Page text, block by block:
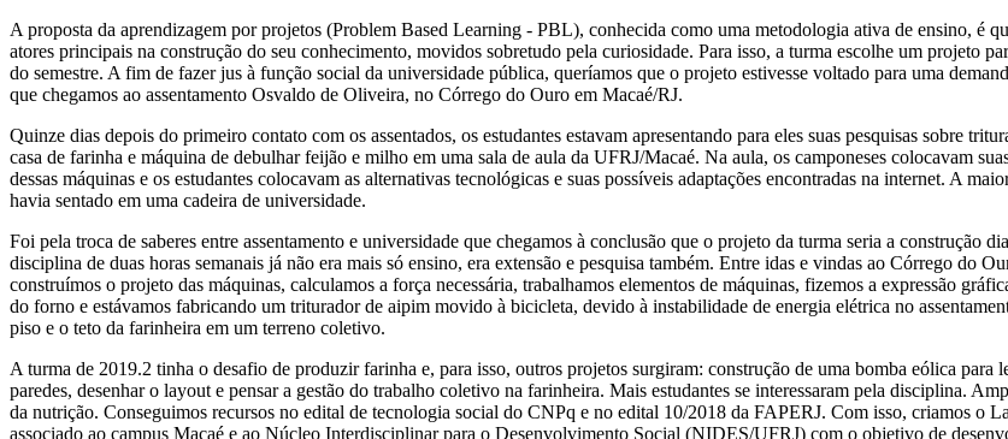
A proposta da aprendizagem por projetos (Problem Based Learning - PBL), conhecida como uma metodologia ativa de ensino, é
atores principais na construção do seu conhecimento, movidos sobretudo pela curiosidade. Para isso, a turma escolhe um projeto
do semestre. A fim de fazer jus à função social da universidade pública, queríamos que o projeto estivesse voltado para uma
que chegamos ao assentamento Osvaldo de Oliveira, no Córrego do Ouro em Macaé/RJ.
Quinze dias depois do primeiro contato com os assentados, os estudantes estavam apresentando para eles suas pesquisas sobre
casa de farinha e máquina de debulhar feijão e milho em uma sala de aula da UFRJ/Macaé. Na aula, os camponeses colocavam
dessas máquinas e os estudantes colocavam as alternativas tecnológicas e suas possíveis adaptações encontradas na internet. A
havia sentado em uma cadeira de universidade.
Foi pela troca de saberes entre assentamento e universidade que chegamos à conclusão que o projeto da turma seria a construção
disciplina de duas horas semanais já não era mais só ensino, era extensão e pesquisa também. Entre idas e vindas ao Córrego do
construímos o projeto das máquinas, calculamos a força necessária, trabalhamos elementos de máquinas, fizemos a expressão
do forno e estávamos fabricando um triturador de aipim movido à bicicleta, devido à instabilidade de energia elétrica no
piso e o teto da farinheira em um terreno coletivo.
A turma de 2019.2 tinha o desafio de produzir farinha e, para isso, outros projetos surgiram: construção de uma bomba eólica
paredes, desenhar o layout e pensar a gestão do trabalho coletivo na farinheira. Mais estudantes se interessaram pela disciplina.
da nutrição. Conseguimos recursos no edital de tecnologia social do CNPq e no edital 10/2018 da FAPERJ. Com isso, criamos
associado ao campus Macaé e ao Núcleo Interdisciplinar para o Desenvolvimento Social (NIDES/UFRJ) com o objetivo de